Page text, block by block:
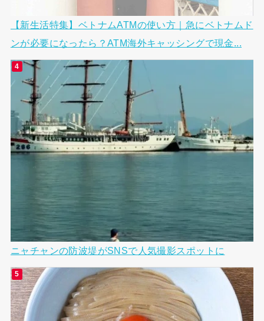
【新生活特集】ベトナムATMの使い方｜急にベトナムド
ンが必要になったら？ATM海外キャッシングで現金...
ニャチャンの防波堤がSNSで人気撮影スポットに